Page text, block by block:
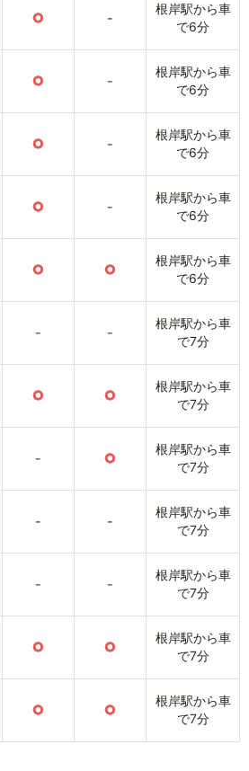
○ -
根岸駅から車
で6分
○ -
根岸駅から車
で6分
○ -
根岸駅から車
で6分
○ -
根岸駅から車
で6分
○ ○
根岸駅から車
で6分
- -
根岸駅から車
で7分
○ ○
根岸駅から車
で7分
- ○
根岸駅から車
で7分
- -
根岸駅から車
で7分
- -
根岸駅から車
で7分
○ ○
根岸駅から車
で7分
○ ○
根岸駅から車
で7分